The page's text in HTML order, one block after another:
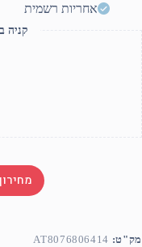
אחריות רשמית
קניה
מק"ט: AT8076806414